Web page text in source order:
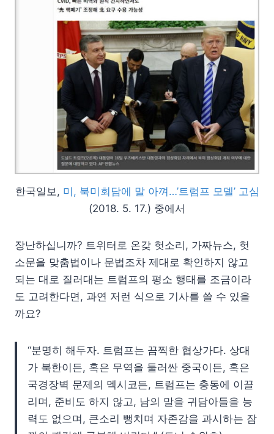
한국일보, 미, 북미회담에 말 아껴…’트럼프 모델’ 고심
(2018. 5. 17.) 중에서
장난하십니까? 트위터로 온갖 헛소리, 가짜뉴스, 헛
소문을 맞춤법이나 문법조차 제대로 확인하지 않고
되는 대로 질러대는 트럼프의 평소 행태를 조금이라
도 고려한다면, 과연 저런 식으로 기사를 쓸 수 있을
까요?
“분명히 해두자. 트럼프는 끔찍한 협상가다. 상대
가 북한이든, 혹은 무역을 둘러싼 중국이든, 혹은
국경장벽 문제의 멕시코든, 트럼프는 충동에 이끌
리며, 준비도 하지 않고, 남의 말을 귀담아들을 능
력도 없으며, 큰소리 뻥치며 자존감을 과시하는 잠